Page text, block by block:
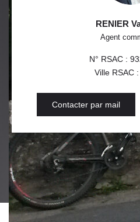
RENIER
Agent
N° RSAC :
Ville RSAC
Contacter par mail